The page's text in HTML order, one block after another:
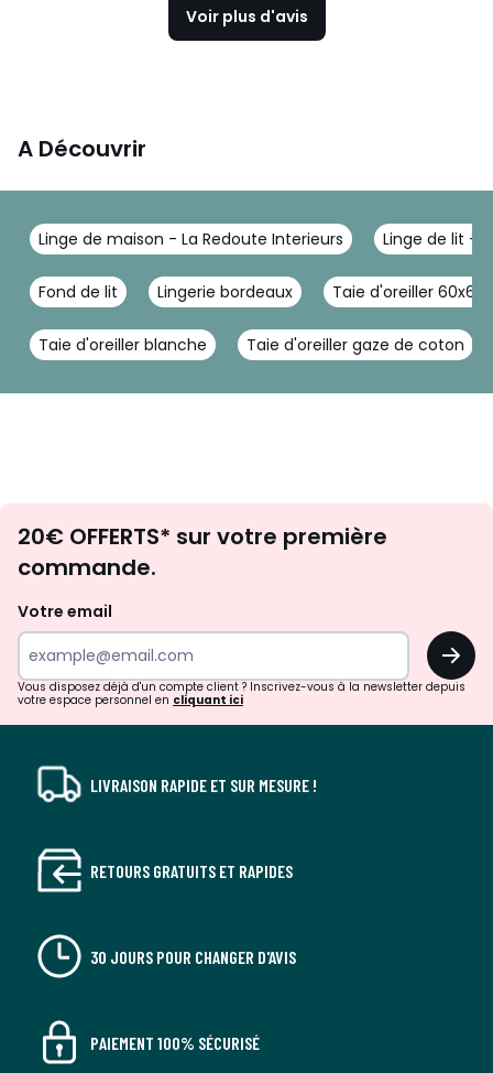
Voir plus d'avis
A Découvrir
Linge de maison - La Redoute Interieurs Linge de lit -
Fond de lit Lingerie bordeaux Taie d'oreiller 60x60
Taie d'oreiller blanche Taie d'oreiller gaze de coton
d'inspirations
surprises?
20€ OFFERTS* sur votre première
commande.
Votre email
OK
Vous disposez déjà d'un compte client ? Inscrivez-vous à la newsletter depuis
votre espace personnel en cliquant ici
LIVRAISON RAPIDE ET SUR MESURE !
RETOURS GRATUITS ET RAPIDES
30 JOURS POUR CHANGER D'AVIS
PAIEMENT 100% SÉCURISÉ